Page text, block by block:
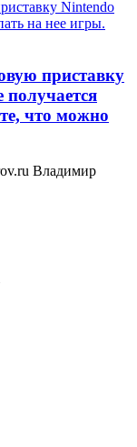
приставку
что можно
Владимир